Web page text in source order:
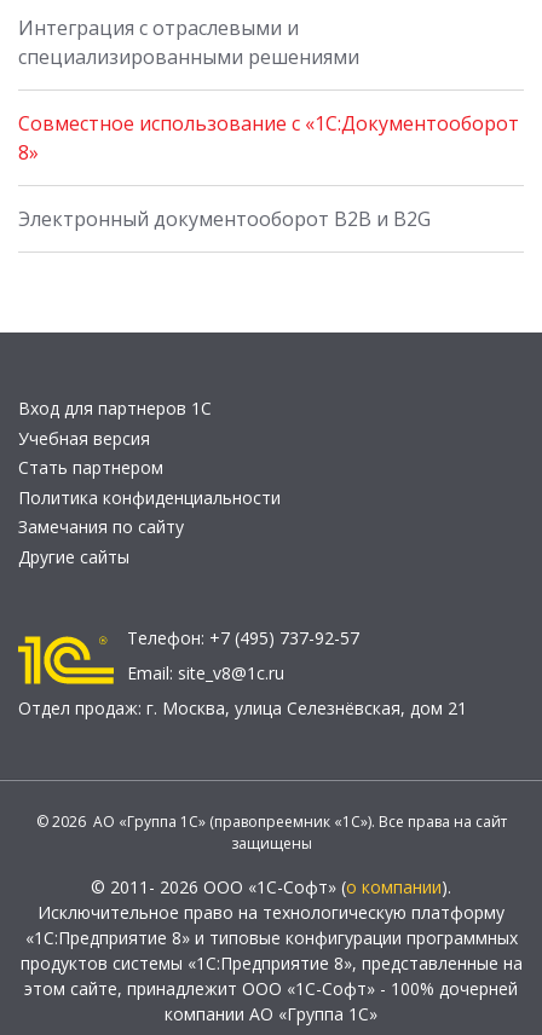
Интеграция с отраслевыми и
специализированными решениями
Совместное использование с «1С:Документооборот
8»
Электронный документооборот B2B и B2G
Вход для партнеров 1С
Учебная версия
Стать партнером
Политика конфиденциальности
Замечания по сайту
Другие сайты
Телефон: +7 (495) 737-92-57
Email: site_v8@1c.ru
Отдел продаж: г. Москва, улица Селезнёвская, дом 21
© 2026 АО «Группа 1С» (правопреемник «1С»). Все права на сайт
защищены
© 2011- 2026 ООО «1С-Софт» (о компании).
Исключительное право на технологическую платформу
«1С:Предприятие 8» и типовые конфигурации программных
продуктов системы «1С:Предприятие 8», представленные на
этом сайте, принадлежит ООО «1С-Софт» - 100% дочерней
компании АО «Группа 1С»